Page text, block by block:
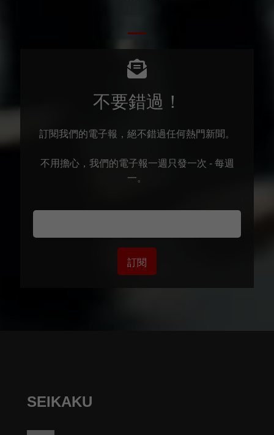
不要錯過！
訂閱我們的電子報，絕不錯過任何熱門新聞。
不用擔心，我們的電子報一週只發一次 - 每週
一。
訂閱
SEIKAKU